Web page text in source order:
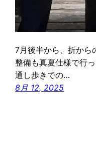
7月後半から、折から
整備も真夏仕様で行
通し歩きでの…
8月 12, 2025